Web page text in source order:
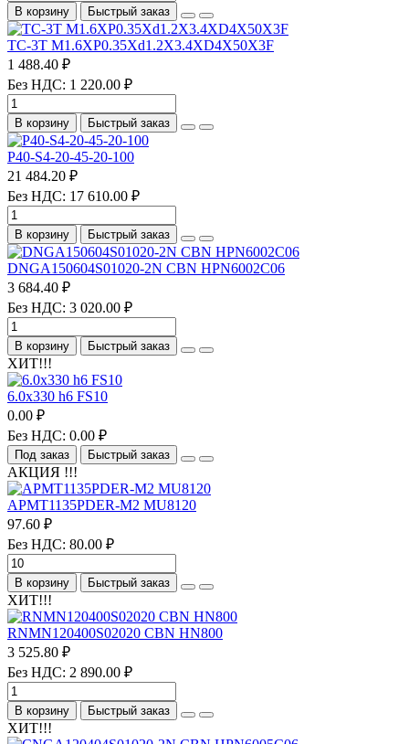
В корзину Быстрый заказ
TC-3T M1.6XP0.35Xd1.2X3.4XD4X50X3F
1 488.40 ₽
Без НДС: 1 220.00 ₽
В корзину Быстрый заказ
P40-S4-20-45-20-100
21 484.20 ₽
Без НДС: 17 610.00 ₽
В корзину Быстрый заказ
DNGA150604S01020-2N CBN HPN6002C06
3 684.40 ₽
Без НДС: 3 020.00 ₽
В корзину Быстрый заказ
ХИТ!!!
6.0х330 h6 FS10
0.00 ₽
Без НДС: 0.00 ₽
Под заказ Быстрый заказ
АКЦИЯ !!!
APMT1135PDER-M2 MU8120
97.60 ₽
Без НДС: 80.00 ₽
В корзину Быстрый заказ
ХИТ!!!
RNMN120400S02020 CBN HN800
3 525.80 ₽
Без НДС: 2 890.00 ₽
В корзину Быстрый заказ
ХИТ!!!